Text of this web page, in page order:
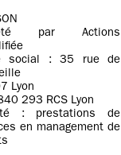
par Actions
social : 35 rue de
Lyon
293 RCS Lyon
: prestations de
en management de